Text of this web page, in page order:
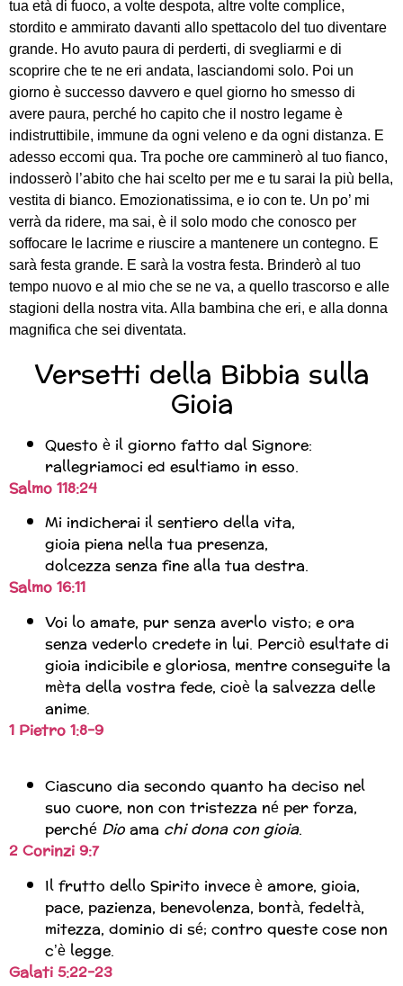
tua età di fuoco, a volte despota, altre volte complice,
stordito e ammirato davanti allo spettacolo del tuo diventare
grande. Ho avuto paura di perderti, di svegliarmi e di
scoprire che te ne eri andata, lasciandomi solo. Poi un
giorno è successo davvero e quel giorno ho smesso di
avere paura, perché ho capito che il nostro legame è
indistruttibile, immune da ogni veleno e da ogni distanza. E
adesso eccomi qua. Tra poche ore camminerò al tuo fianco,
indosserò l’abito che hai scelto per me e tu sarai la più bella,
vestita di bianco. Emozionatissima, e io con te. Un po’ mi
verrà da ridere, ma sai, è il solo modo che conosco per
soffocare le lacrime e riuscire a mantenere un contegno. E
sarà festa grande. E sarà la vostra festa. Brinderò al tuo
tempo nuovo e al mio che se ne va, a quello trascorso e alle
stagioni della nostra vita. Alla bambina che eri, e alla donna
magnifica che sei diventata.
Versetti della Bibbia sulla
Gioia
Questo è il giorno fatto dal Signore:
rallegriamoci ed esultiamo in esso.
Salmo 118:24
Mi indicherai il sentiero della vita,
gioia piena nella tua presenza,
dolcezza senza fine alla tua destra.
Salmo 16:11
Voi lo amate, pur senza averlo visto; e ora
senza vederlo credete in lui. Perciò esultate di
gioia indicibile e gloriosa, mentre conseguite la
mèta della vostra fede, cioè la salvezza delle
anime.
1 Pietro 1:8-9
Ciascuno dia secondo quanto ha deciso nel
suo cuore, non con tristezza né per forza,
perché Dioama chi dona con gioia.
2 Corinzi 9:7
Il frutto dello Spirito invece è amore, gioia,
pace, pazienza, benevolenza, bontà, fedeltà,
mitezza, dominio di sé; contro queste cose non
c’è legge.
Galati 5:22-23